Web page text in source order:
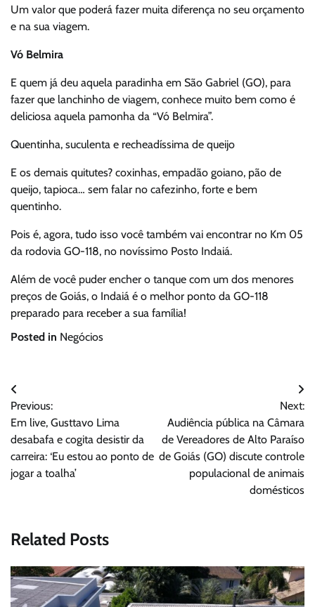
Um valor que poderá fazer muita diferença no seu orçamento
e na sua viagem.
Vó Belmira
E quem já deu aquela paradinha em São Gabriel (GO), para
fazer que lanchinho de viagem, conhece muito bem como é
deliciosa aquela pamonha da “Vó Belmira”.
Quentinha, suculenta e recheadíssima de queijo
E os demais quitutes? coxinhas, empadão goiano, pão de
queijo, tapioca… sem falar no cafezinho, forte e bem
quentinho.
Pois é, agora, tudo isso você também vai encontrar no Km 05
da rodovia GO-118, no novíssimo Posto Indaiá.
Além de você puder encher o tanque com um dos menores
preços de Goiás, o Indaiá é o melhor ponto da GO-118
preparado para receber a sua família!
Posted in Negócios
Navegação
de
Post
Previous:
Em live, Gusttavo Lima
desabafa e cogita desistir da
carreira: ‘Eu estou ao ponto de
jogar a toalha’
Next:
Audiência pública na Câmara
de Vereadores de Alto Paraíso
de Goiás (GO) discute controle
populacional de animais
domésticos
Related Posts